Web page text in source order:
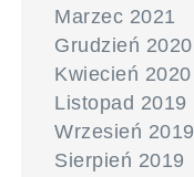
Marzec 2021
Grudzień 2020
Kwiecień 2020
Listopad 2019
Wrzesień 2019
Sierpień 2019